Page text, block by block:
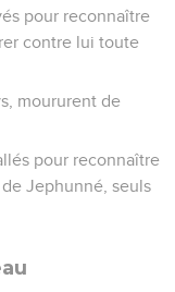
pour reconnaître
contre lui toute
moururent de
pour reconnaître
Jephunné, seuls